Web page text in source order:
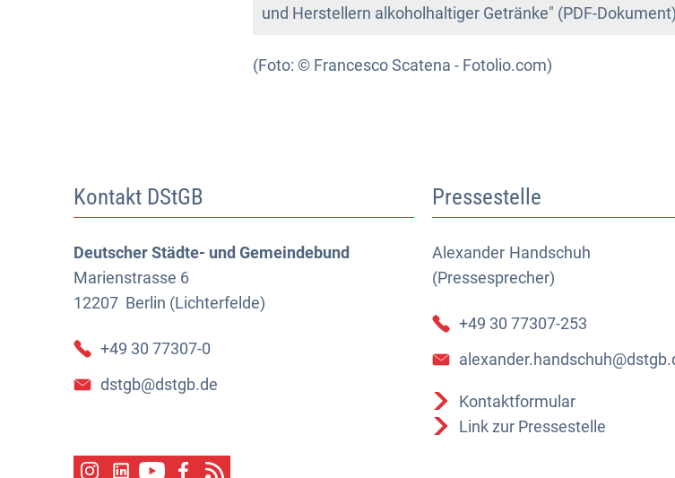
und Herstellern alkoholhaltiger Getränke" (PDF-Dokument)
(Foto: © Francesco Scatena - Fotolio.com)
Kontakt DStGB
Deutscher Städte- und Gemeindebund
Marienstrasse 6
12207 Berlin (Lichterfelde)
+49 30 77307-0
dstgb@dstgb.de
Pressestelle
Alexander Handschuh
(Pressesprecher)
Alexander Handschuh
+49 30 77307-253
Kontaktformular
Link zur Pressestelle